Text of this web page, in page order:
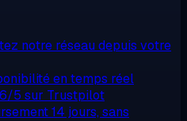
notre réseau depuis votre
en temps réel
5 sur Trustpilot
14 jours, sans